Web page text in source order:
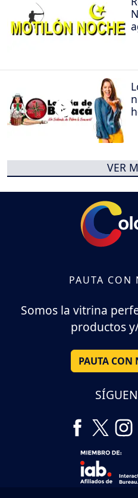
VER
PAUTA CON
Somos la vitrina
productos
PAUTA CON